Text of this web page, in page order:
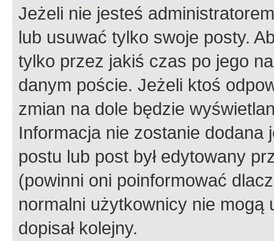
Jeżeli nie jesteś
lub usuwać tylko swoje posty.
tylko przez jakiś czas po jego
danym poście. Jeżeli ktoś
zmian na dole będzie
Informacja nie zostanie dodana
postu lub post był edytowany
(powinni oni poinformować
normalni użytkownicy nie
dopisał kolejny.